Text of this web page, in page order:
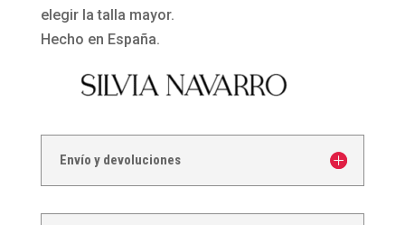
elegir la talla mayor.
Hecho en España.
Envío y devoluciones